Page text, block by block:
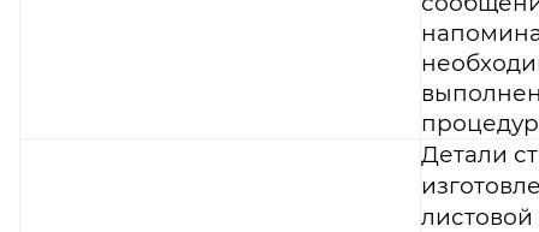
Детали
листовой